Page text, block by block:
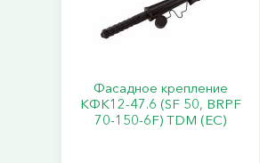
Фасадное крепление
КФК12-47.6 (SF 50, BRPF
70-150-6F) TDM (ЕС)